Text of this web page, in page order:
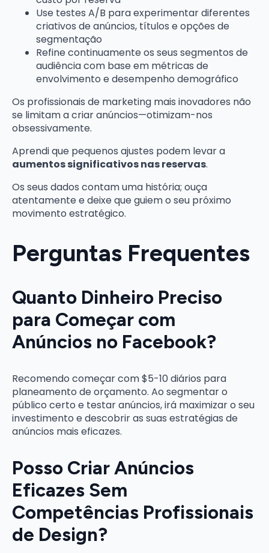
Use testes A/B para experimentar diferentes
criativos de anúncios, títulos e opções de
segmentação
Refine continuamente os seus segmentos de
audiência com base em métricas de
envolvimento e desempenho demográfico
Os profissionais de marketing mais inovadores não
se limitam a criar anúncios—otimizam-nos
obsessivamente.
Aprendi que pequenos ajustes podem levar a
aumentos significativos nas reservas.
Os seus dados contam uma história; ouça
atentamente e deixe que guiem o seu próximo
movimento estratégico.
Perguntas Frequentes
Quanto Dinheiro Preciso
para Começar com
Anúncios no Facebook?
Recomendo começar com $5-10 diários para
planeamento de orçamento. Ao segmentar o
público certo e testar anúncios, irá maximizar o seu
investimento e descobrir as suas estratégias de
anúncios mais eficazes.
Posso Criar Anúncios
Eficazes Sem
Competências Profissionais
de Design?